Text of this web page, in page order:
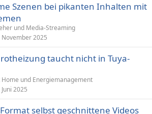
Szenen bei pikanten Inhalten mit
und Media-Streaming
November 2025
taucht nicht in Tuya-
und Energiemanagement
2025
selbst geschnittene Videos